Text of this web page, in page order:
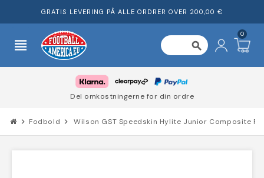
GRATIS LEVERING PÅ ALLE ORDRER OVER 200,00 €
view_headline search
0
Del omkostningerne for din ordre
chevron_right Fodbold chevron_right Wilson GST Speedskin Hylite Junior Composite